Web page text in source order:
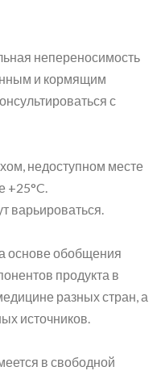
непереносимость
и кормящим
с
недоступном месте
+25°C.
варьироваться.
основе обобщения
продукта в
разных стран, а
источников.
в свободной